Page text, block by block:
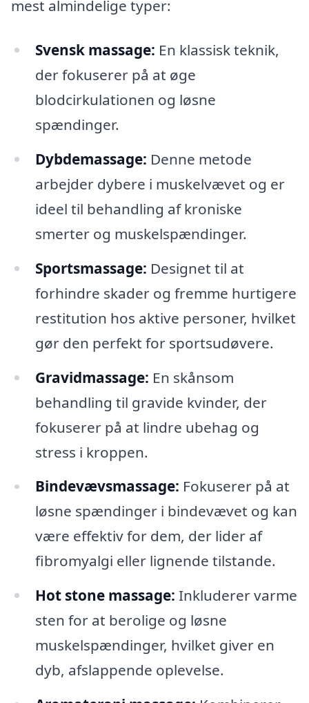
mest almindelige typer:
Svensk massage: En klassisk teknik,
der fokuserer på at øge
blodcirkulationen og løsne
spændinger.
Dybdemassage: Denne metode
arbejder dybere i muskelvævet og er
ideel til behandling af kroniske
smerter og muskelspændinger.
Sportsmassage: Designet til at
forhindre skader og fremme hurtigere
restitution hos aktive personer, hvilket
gør den perfekt for sportsudøvere.
Gravidmassage: En skånsom
behandling til gravide kvinder, der
fokuserer på at lindre ubehag og
stress i kroppen.
Bindevævsmassage: Fokuserer på at
løsne spændinger i bindevævet og kan
være effektiv for dem, der lider af
fibromyalgi eller lignende tilstande.
Hot stone massage: Inkluderer varme
sten for at berolige og løsne
muskelspændinger, hvilket giver en
dyb, afslappende oplevelse.